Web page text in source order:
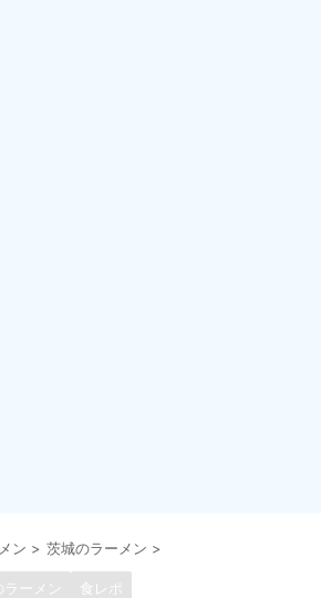
ン > 茨城のラーメン >
ラーメン 食レポ